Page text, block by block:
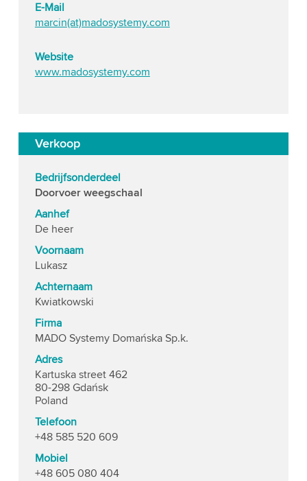
E-Mail
marcin(at)madosystemy.com
Website
www.madosystemy.com
Verkoop
Bedrijfsonderdeel
Doorvoer weegschaal
Aanhef
De heer
Voornaam
Lukasz
Achternaam
Kwiatkowski
Firma
MADO Systemy Domańska Sp.k.
Adres
Kartuska street 462
80-298 Gdańsk
Poland
Telefoon
+48 585 520 609
Mobiel
+48 605 080 404